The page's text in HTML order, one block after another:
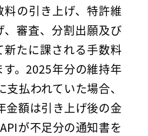
料の引き上げ、特許維
審査、分割出願及び
たに課される手数料
。2025年分の維持年
払われていた場合、
金額は引き上げ後の金
が不足分の通知書を